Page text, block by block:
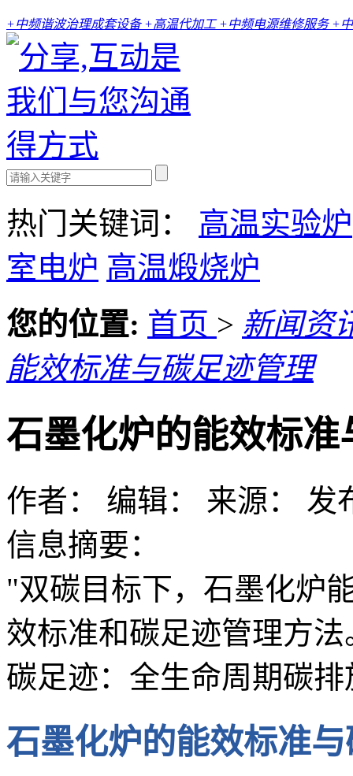
+中频谐波治理成套设备 +高温代加工+中频电源维修服务 +
热门关键词： 高温实验炉
室电炉 高温煅烧炉
您的位置: 首页 > 新闻资
能效标准与碳足迹管理
石墨化炉的能效标准
作者： 编辑： 来源： 发
信息摘要：
"双碳目标下，石墨化炉
效标准和碳足迹管理方
碳足迹：全生命周期碳
石墨化炉的能效标准